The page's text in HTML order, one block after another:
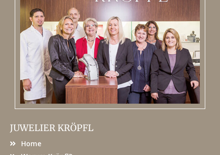
JUWELIER KRÖPFL
Home